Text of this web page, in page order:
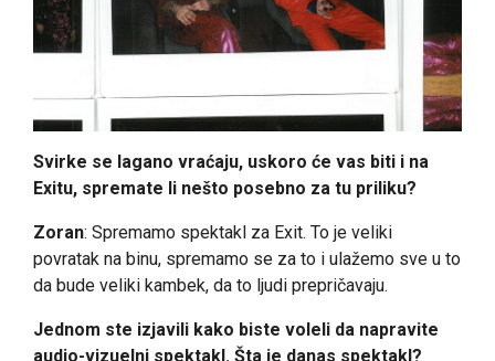
Svirke se lagano vraćaju, uskoro će vas biti i na
Exitu, spremate li nešto posebno za tu priliku?
Zoran: Spremamo spektakl za Exit. To je veliki
povratak na binu, spremamo se za to i ulažemo sve u to
da bude veliki kambek, da to ljudi prepričavaju.
Jednom ste izjavili kako biste voleli da napravite
audio-vizuelni spektakl. Šta je danas spektakl?